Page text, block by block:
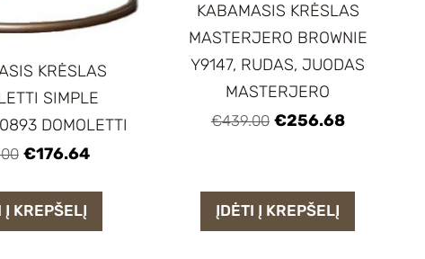
KRĖSLAS
SIMPLE
DOMOLETTI
€176.64
Į KREPŠELĮ
KABAMASIS KRĖSLAS
MASTERJERO BROWNIE
Y9147, RUDAS, JUODAS
MASTERJERO
€439.00 €256.68
ĮDĖTI Į KREPŠELĮ